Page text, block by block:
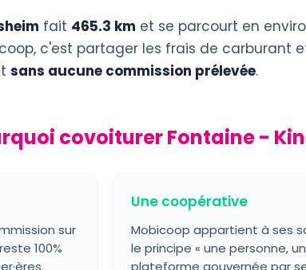
fait 465.3 km et se parcourt en
c'est partager les frais de carburant
sans aucune commission prélevée.
covoiturer Fontaine -
sur
100%
Une coopérative
Mobicoop appartient à ses
le principe « une personne,
plateforme gouvernée par